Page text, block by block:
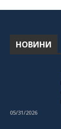
НОВИНИ
05/31/2026